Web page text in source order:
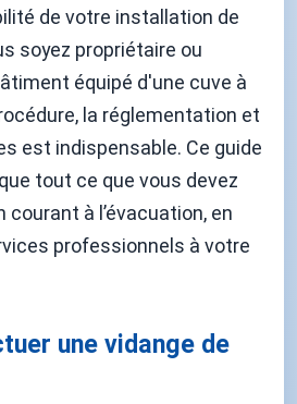
de votre installation de
soyez propriétaire ou
équipé d'une cuve à
la réglementation et
est indispensable. Ce guide
tout ce que vous devez
courant à l’évacuation, en
professionnels à votre
une vidange de